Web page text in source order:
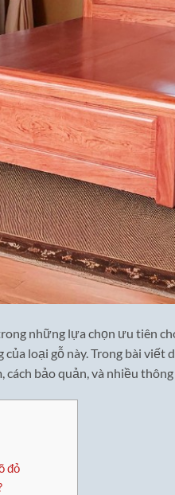
những lựa chọn ưu tiên
loại gỗ này. Trong bài viết
bảo quản, và nhiều
đỏ